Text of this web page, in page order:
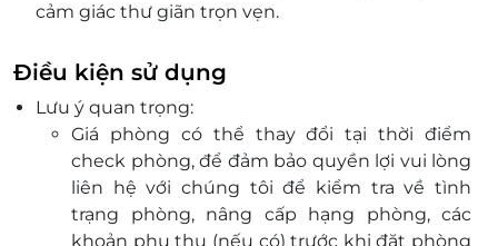
cảm giác thư giãn trọn vẹn.
công tác.
Đặt ngay trên LifeLink.vn để nhận voucher giảm
giá siêu ưu đãi hôm nay!
Điều kiện sử dụng
Lưu ý quan trọng:
Giá phòng có thể thay đổi tại thời điểm
check phòng, để đảm bảo quyền lợi vui lòng
liên hệ với chúng tôi để kiểm tra về tình
trạng phòng, nâng cấp hạng phòng, các
khoản phụ thu (nếu có) trước khi đặt phòng